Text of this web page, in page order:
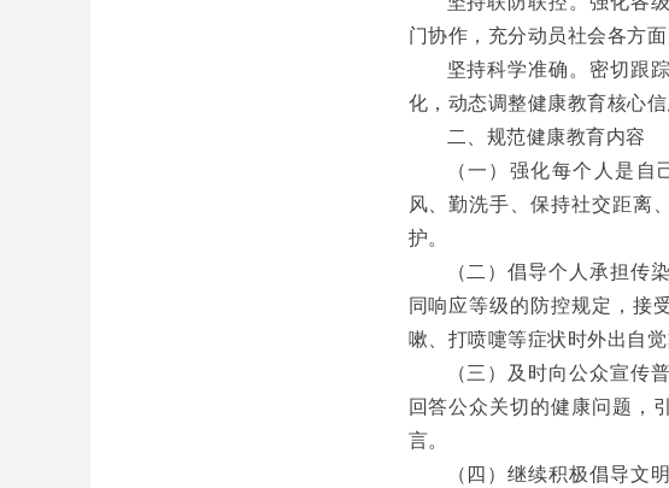
门协作，充分动员社会各方
坚持科学准确。密切跟
化，动态调整健康教育核心
二、规范健康教育内容
（一）强化每个人是
风、勤洗手、保持社交距离
护。
（二）倡导个人承担传
同响应等级的防控规定，接
嗽、打喷嚏等症状时外出自
（三）及时向公众宣传
回答公众关切的健康问题，
言。
（四）继续积极倡导文